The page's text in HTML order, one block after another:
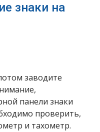
знаки на
заводите
панели знаки
проверить,
и тахометр.